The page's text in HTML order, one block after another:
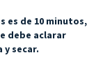
es de 10 minutos,
debe aclarar
secar.